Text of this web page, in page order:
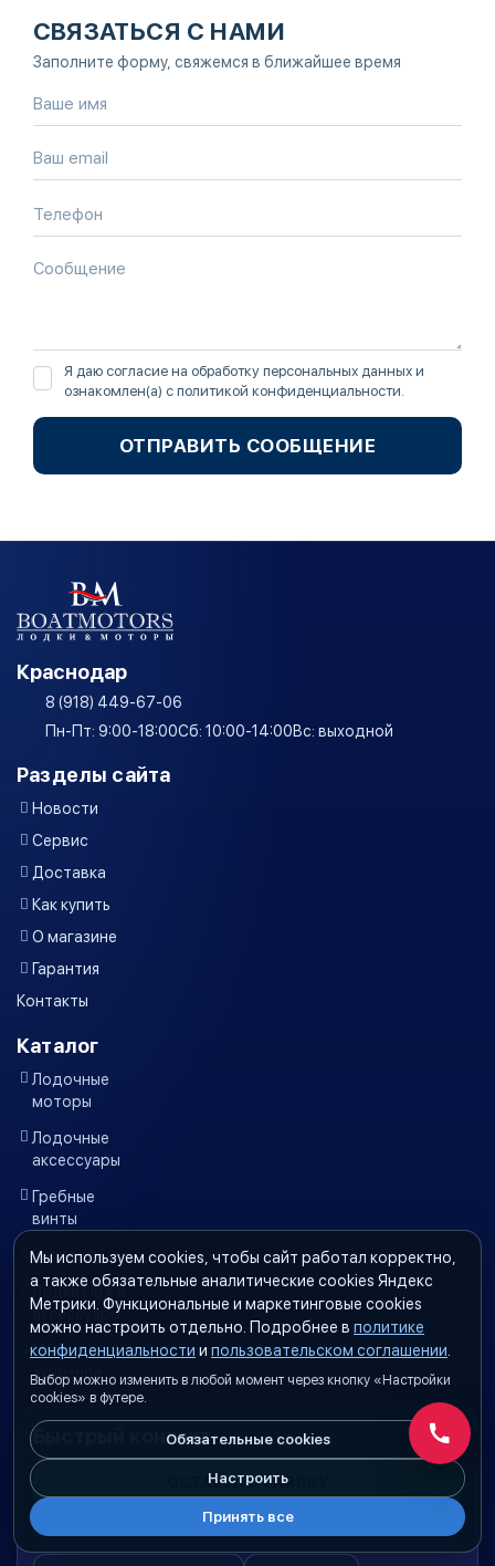
СВЯЗАТЬСЯ С НАМИ
Заполните форму, свяжемся в ближайшее время
Я даю согласие на обработку персональных данных и
ознакомлен(а) с политикой конфиденциальности
ОТПРАВИТЬ СООБЩЕНИЕ
Краснодар
8 (918) 449-67-06
Пн-Пт: 9:00-18:00Сб: 10:00-14:00Вс: выходной
Разделы сайта
Новости
Сервис
Доставка
Как купить
О магазине
Гарантия
Контакты
Каталог
Лодочные
моторы
Лодочные
аксессуары
Гребные
винты
Запчасти
Лодки ПВХ и
аксессуары
Масло
акцизное
Быстрый контакт
ОСТАВИТЬ ЗАЯВКУ
Пишите в мессенджеры, отвечаем в рабочее время.
Мы используем cookies, чтобы сайт работал корректно,
а также обязательные аналитические cookies Яндекс
Метрики. Функциональные и маркетинговые cookies
можно настроить отдельно. Подробнее в политике
конфиденциальности и пользовательском соглашении
Выбор можно изменить в любой момент через кнопку «Настройки
cookies» в футере.
Обязательные cookies
Настроить
Принять все